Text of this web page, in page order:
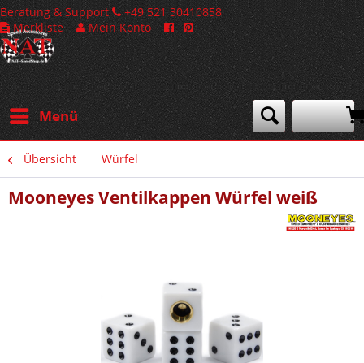
Beratung & Support
+49 521 30410858
Merkliste
Mein Konto
Menü
Übersicht Würfel
Mooneyes Ventilkappen Würfel weiß